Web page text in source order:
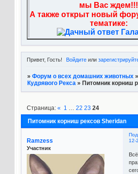
мы Вас ждем!!!
А также открыт новый
тематике:
Привет, Гость! Войдите или
» Форум о всех домашних животных »
Кудрявого Рекса » Питомник корниш
Питомник корниш рексов Sheridan
Страница: « 1 … 22 23 24
12-
Ramzess
Участник